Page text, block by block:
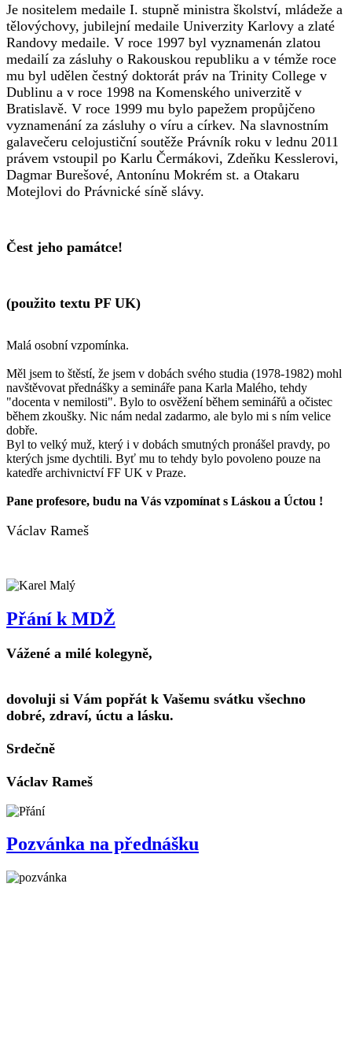
Je nositelem medaile I. stupně ministra školství, mládeže a
tělovýchovy, jubilejní medaile Univerzity Karlovy a zlaté
Randovy medaile. V roce 1997 byl vyznamenán zlatou
medailí za zásluhy o Rakouskou republiku a v témže roce
mu byl udělen čestný doktorát práv na Trinity College v
Dublinu a v roce 1998 na Komenského univerzitě v
Bratislavě. V roce 1999 mu bylo papežem propůjčeno
vyznamenání za zásluhy o víru a církev. Na slavnostním
galavečeru celojustiční soutěže Právník roku v lednu 2011
právem vstoupil po Karlu Čermákovi, Zdeňku Kesslerovi,
Dagmar Burešové, Antonínu Mokrém st. a Otakaru
Motejlovi do Právnické síně slávy.
Čest jeho památce!
(použito textu PF UK)
Malá osobní vzpomínka.
Měl jsem to štěstí, že jsem v dobách svého studia (1978-1982) mohl
navštěvovat přednášky a semináře pana Karla Malého, tehdy
"docenta v nemilosti". Bylo to osvěžení během seminářů a očistec
během zkoušky. Nic nám nedal zadarmo, ale bylo mi s ním velice
dobře.
Byl to velký muž, který i v dobách smutných pronášel pravdy, po
kterých jsme dychtili. Byť mu to tehdy bylo povoleno pouze na
katedře archivnictví FF UK v Praze.
Pane profesore, budu na Vás vzpomínat s Láskou a Úctou !
Václav Rameš
Přání k MDŽ
Vážené a milé kolegyně,
dovoluji si Vám popřát k Vašemu svátku všechno
dobré, zdraví, úctu a lásku.
Srdečně
Václav Rameš
Pozvánka na přednášku